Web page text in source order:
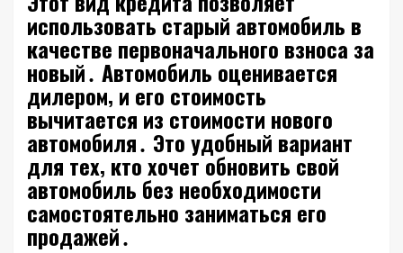
использовать старый автомобиль в
качестве первоначального взноса за
новый․ Автомобиль оценивается
дилером‚ и его стоимость
вычитается из стоимости нового
автомобиля․ Это удобный вариант
для тех‚ кто хочет обновить свой
автомобиль без необходимости
самостоятельно заниматься его
продажей․